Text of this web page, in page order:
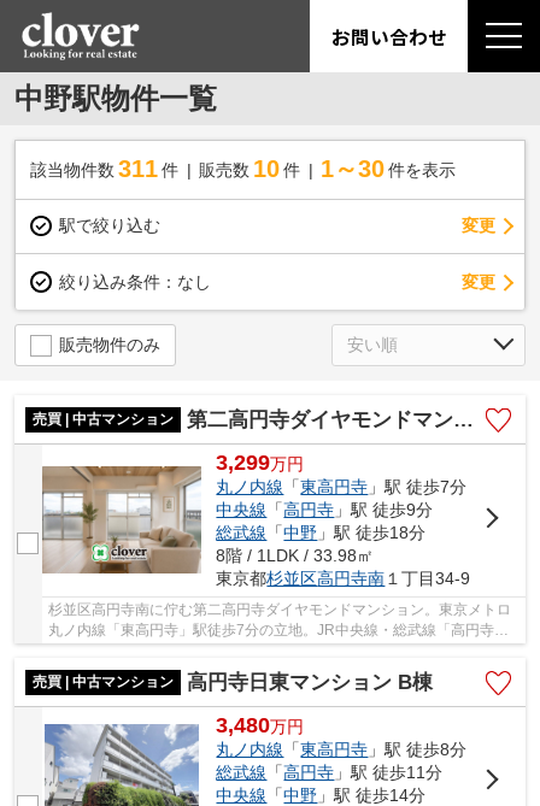
お問い合わせ
中野駅物件一覧
該当物件数 311件 販売数 10 件 1～30 件を表示
駅で絞り込む 変更
絞り込み条件： なし 変更
販売物件のみ
売買 | 中古マンション 第二高円寺ダイヤモンドマンション
3,299万円
丸ノ内線 「東高円寺 」駅 徒歩7分
中央線 「高円寺 」駅 徒歩9分
総武線 「中野 」駅 徒歩18分
8階 / 1LDK / 33.98㎡
東京都杉並区高円寺南 １丁目34-9
杉並区高円寺南に佇む第二高円寺ダイヤモンドマンション。東京メトロ
丸ノ内線「東高円寺」駅徒歩7分の立地。JR中央線・総武線「高円寺」
駅は徒歩9分で利用可能。多くのお店が集まり活...
売買 | 中古マンション
高円寺日東マンション B棟
3,480万円
丸ノ内線 「東高円寺 」駅 徒歩8分
総武線 「高円寺 」駅 徒歩11分
中央線 「中野 」駅 徒歩14分